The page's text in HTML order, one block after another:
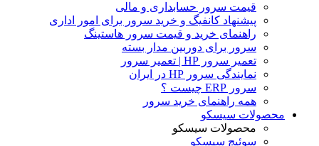
قیمت سرور حسابداری و مالی
پیشنهاد کانفیگ و خرید سرور برای امور اداری
راهنمای خرید و قیمت سرور هاستینگ
سرور برای دوربین مدار بسته
تعمیر سرور HP | تعمیر سرور
نمایندگی سرور HP در ایران
سرور ERP چیست ؟
همه راهنمای خرید سرور
محصولات سیسکو
محصولات سیسکو
سوئیچ سیسکو